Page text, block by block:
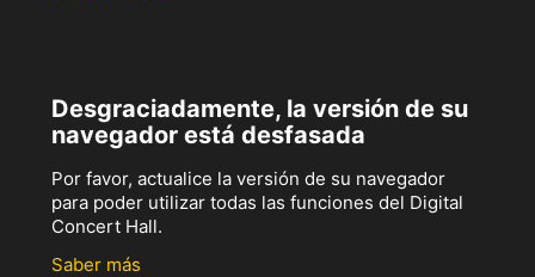
Desgraciadamente, la versión de su
navegador está desfasada
Por favor, actualice la versión de su navegador
para poder utilizar todas las funciones del Digital
Concert Hall.
Saber más